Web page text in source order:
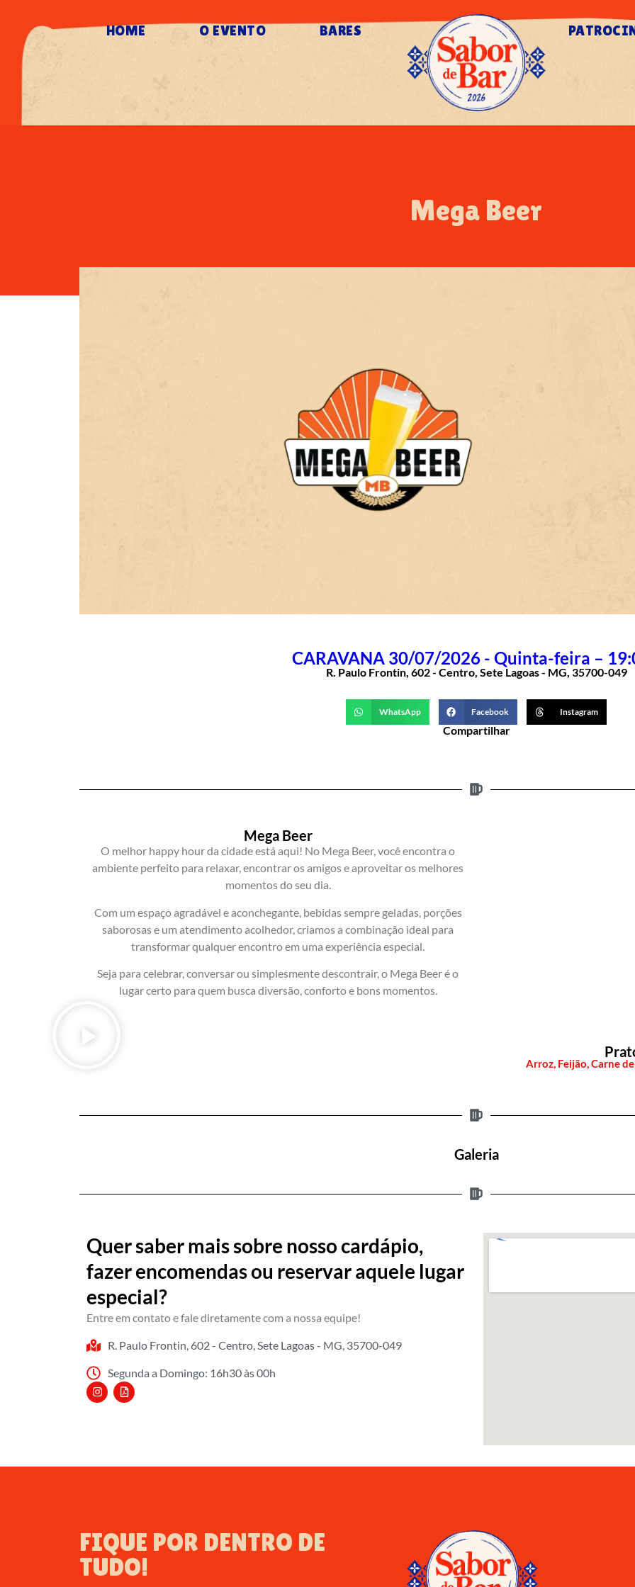
HOME O EVENTO BARES
Mega Beer
CARAVANA 30/07/2026 - Quinta-feira –
R. Paulo Frontin, 602 - Centro, Sete Lagoas - MG, 35700-049
WhatsApp Facebook Instagram
Compartilhar
Mega Beer
O melhor happy hour da cidade está aqui! No Mega Beer, você encontra o
ambiente perfeito para relaxar, encontrar os amigos e aproveitar os melhores
momentos do seu dia.
Com um espaço agradável e aconchegante, bebidas sempre geladas, porções
saborosas e um atendimento acolhedor, criamos a combinação ideal para
transformar qualquer encontro em uma experiência especial.
Seja para celebrar, conversar ou simplesmente descontrair, o Mega Beer é o
lugar certo para quem busca diversão, conforto e bons momentos.
Arroz, Feijão, Carne
Galeria
Quer saber mais sobre nosso cardápio,
fazer encomendas ou reservar aquele lugar
especial?
Entre em contato e fale diretamente com a nossa equipe!
R. Paulo Frontin, 602 - Centro, Sete Lagoas - MG, 35700-049
Segunda a Domingo: 16h30 às 00h
FIQUE POR DENTRO DE
TUDO!